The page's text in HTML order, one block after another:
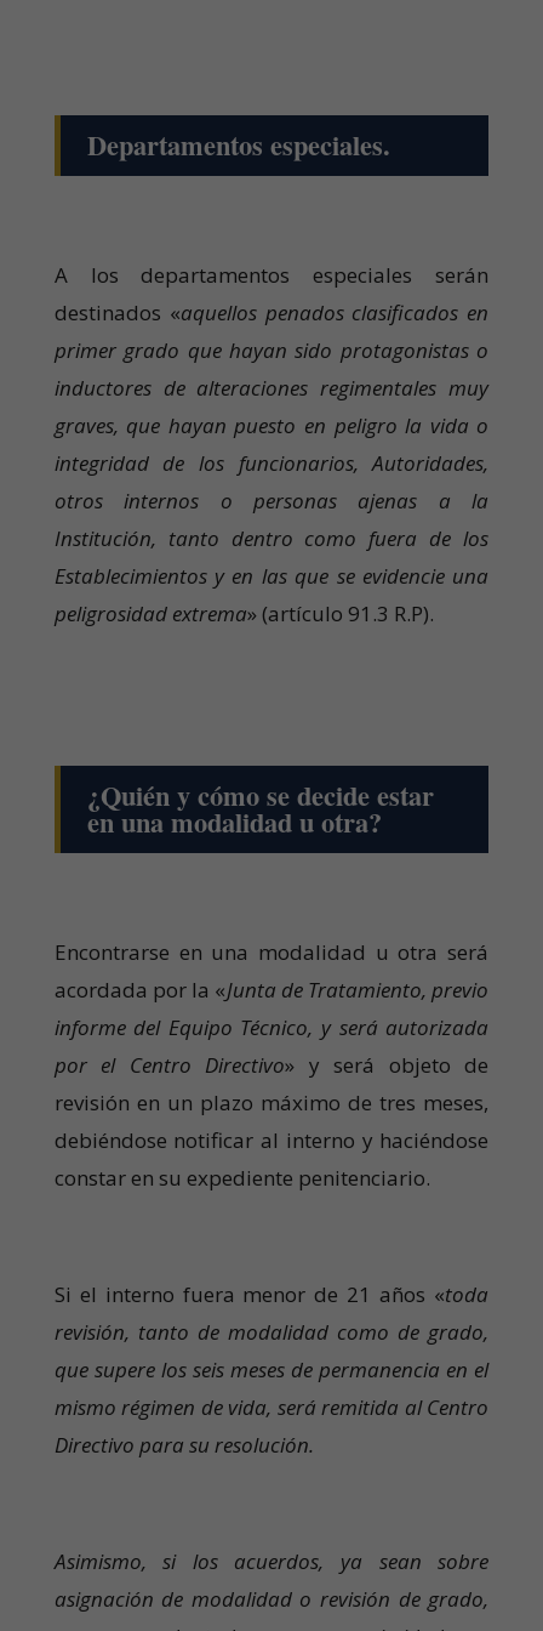
Departamentos especiales.
A los departamentos especiales serán
destinados «aquellos penados clasificados en
primer grado que hayan sido protagonistas o
inductores de alteraciones regimentales muy
graves, que hayan puesto en peligro la vida o
integridad de los funcionarios, Autoridades,
otros internos o personas ajenas a la
Institución, tanto dentro como fuera de los
Establecimientos y en las que se evidencie una
peligrosidad extrema» (artículo 91.3 R.P).
¿Quién y cómo se decide estar
en una modalidad u otra?
Encontrarse en una modalidad u otra será
acordada por la «Junta de Tratamiento, previo
informe del Equipo Técnico, y será autorizada
por el Centro Directivo» y será objeto de
revisión en un plazo máximo de tres meses,
debiéndose notificar al interno y haciéndose
constar en su expediente penitenciario.
Si el interno fuera menor de 21 años «toda
revisión, tanto de modalidad como de grado,
que supere los seis meses de permanencia en el
mismo régimen de vida, será remitida al Centro
Directivo para su resolución.
Asimismo, si los acuerdos, ya sean sobre
asignación de modalidad o revisión de grado,